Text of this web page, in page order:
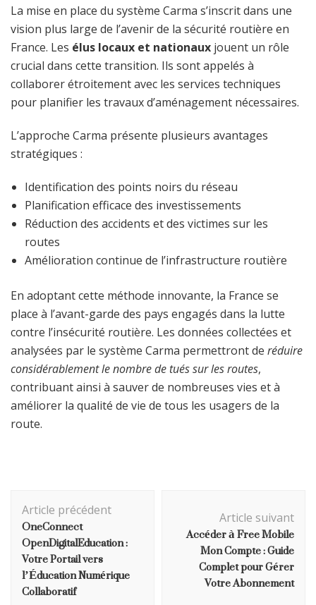
La mise en place du système Carma s’inscrit dans une
vision plus large de l’avenir de la sécurité routière en
France. Les élus locaux et nationaux jouent un rôle
crucial dans cette transition. Ils sont appelés à
collaborer étroitement avec les services techniques
pour planifier les travaux d’aménagement nécessaires.
L’approche Carma présente plusieurs avantages
stratégiques :
Identification des points noirs du réseau
Planification efficace des investissements
Réduction des accidents et des victimes sur les
routes
Amélioration continue de l’infrastructure routière
En adoptant cette méthode innovante, la France se
place à l’avant-garde des pays engagés dans la lutte
contre l’insécurité routière. Les données collectées et
analysées par le système Carma permettront de réduire
considérablement le nombre de tués sur les routes,
contribuant ainsi à sauver de nombreuses vies et à
améliorer la qualité de vie de tous les usagers de la
route.
d'article
Article précédent
OneConnect
OpenDigitalEducation :
Votre Portail vers
l’Éducation Numérique
Collaboratif
Article suivant
Accéder à Free Mobile
Mon Compte : Guide
Complet pour Gérer
Votre Abonnement